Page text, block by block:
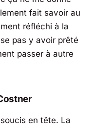
fait savoir au
réfléchi à la
pas y avoir prêté
passer à autre
en tête. La